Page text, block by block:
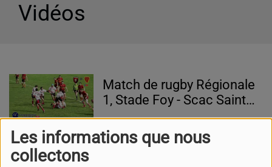
Les informations que nous
collectons
Vidéos
Match de rugby Régionale
1, Stade Foy - Scac Saint
Cyprien sur Radio Grand
"R" !